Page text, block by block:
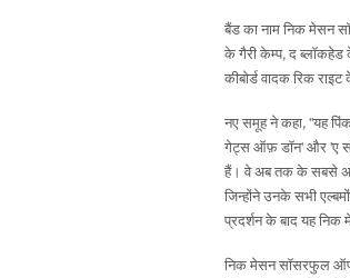
बैंड का नाम निक मेसन
के गैरी केम्प, द ब्लॉकहेड
कीबोर्ड वादक रिक
नए समूह ने कहा, "यह
गेट्स ऑफ़ डॉन' और 'ए
हैं। वे अब तक के सबसे
जिन्होंने उनके सभी
प्रदर्शन के बाद यह निक
निक मेसन सॉसरफुल ऑफ